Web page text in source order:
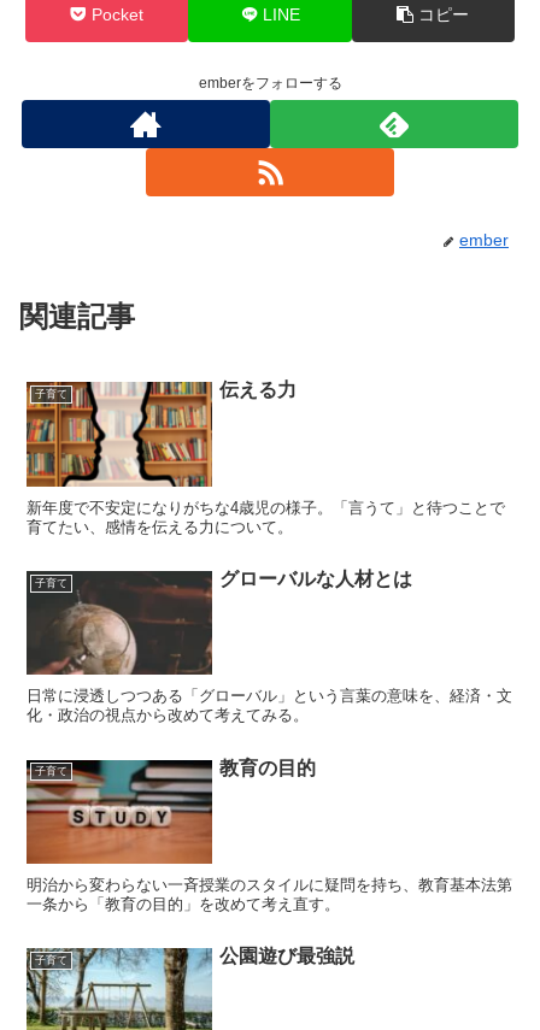
Pocket LINE コピー
emberをフォローする
ember
関連記事
子育て 伝える力
新年度で不安定になりがちな4歳児の様子。「言うて」と待つことで
育てたい、感情を伝える力について。
子育て グローバルな人材とは
日常に浸透しつつある「グローバル」という言葉の意味を、経済・文
化・政治の視点から改めて考えてみる。
子育て 教育の目的
明治から変わらない一斉授業のスタイルに疑問を持ち、教育基本法第
一条から「教育の目的」を改めて考え直す。
子育て 公園遊び最強説